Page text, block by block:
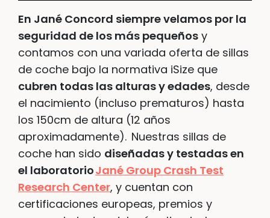
En Jané Concord siempre velamos por la
seguridad de los más pequeños y
contamos con una variada oferta de sillas
de coche bajo la normativa iSize que
cubren todas las alturas y edades, desde
el nacimiento (incluso prematuros) hasta
los 150cm de altura (12 años
aproximadamente). Nuestras sillas de
coche han sido diseñadas y testadas en
el laboratorioJané Group Crash Test
Research Center, y cuentan con
certificaciones europeas, premios y